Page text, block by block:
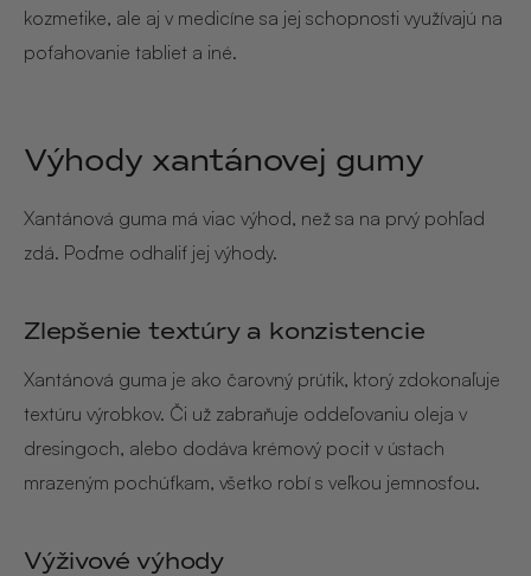
kozmetike, ale aj v medicíne sa jej schopnosti využívajú na
poťahovanie tabliet a iné.
Výhody xantánovej gumy
Xantánová guma má viac výhod, než sa na prvý pohľad
zdá. Poďme odhaliť jej výhody.
Zlepšenie textúry a konzistencie
Xantánová guma je ako čarovný prútik, ktorý zdokonaľuje
textúru výrobkov. Či už zabraňuje oddeľovaniu oleja v
dresingoch, alebo dodáva krémový pocit v ústach
mrazeným pochúťkam, všetko robí s veľkou jemnosťou.
Výživové výhody